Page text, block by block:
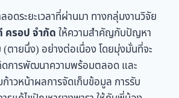
ดระยะเวลาที่ผ่านมา ทางกลุ่มงานวิจัย
ครอป จำกัดให้ความสำคัญกับปัญหา
(ตายนึ่ง) อย่างต่อเนื่อง โดยมุ่งมั่นที่จะ
ดการพัฒนาความพร้อมตลอด และ
าวหน้าผลการจัดเก็บข้อมูล การรับ